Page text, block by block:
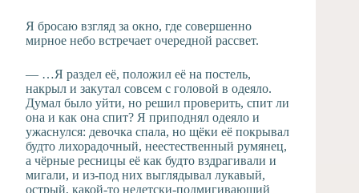
Я бросаю взгляд за окно, где совершенно
мирное небо встречает очередной рассвет.
— …Я раздел её, положил её на постель,
накрыл и закутал совсем с головой в одеяло.
Думал было уйти, но решил проверить, спит ли
она и как она спит? Я приподнял одеяло и
ужаснулся: девочка спала, но щёки её покрывал
будто лихорадочный, неестественный румянец,
а чёрные ресницы её как будто вздрагивали и
мигали, и из-под них выглядывал лукавый,
острый, какой-то недетски-подмигивающий